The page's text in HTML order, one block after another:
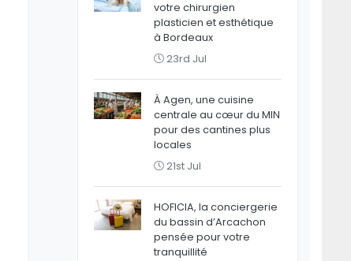
votre chirurgien
plasticien et esthétique
à Bordeaux
23rd Jul
À Agen, une cuisine
centrale au cœur du MIN
pour des cantines plus
locales
21st Jul
HOFICIA, la conciergerie
du bassin d’Arcachon
pensée pour votre
tranquillité